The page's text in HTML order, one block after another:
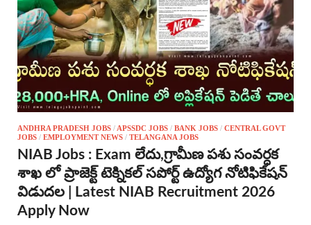
ANDHRA PRADESH JOBS /APSSDC JOBS / BANK JOBS / CENTRAL GOVT
JOBS / EMPLOYMENT NEWS / TELANGANA JOBS
NIAB Jobs : Exam లేదు,గ్రామీణ పశు సంవర్ధక
శాఖ లో ప్రాజెక్ట్ టెక్నికల్ సపోర్ట్ ఉద్యోగ నోటిఫికేషన్
విడుదల | Latest NIAB Recruitment 2026
Apply Now